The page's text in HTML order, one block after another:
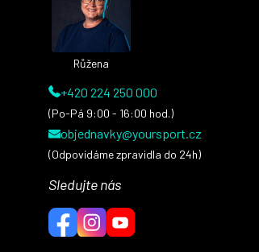
Růžena
+420 224 250 000
(Po-Pá 9:00 - 16:00 hod.)
objednavky@yoursport.cz
(Odpovídáme zpravidla do 24h)
Sledujte nás